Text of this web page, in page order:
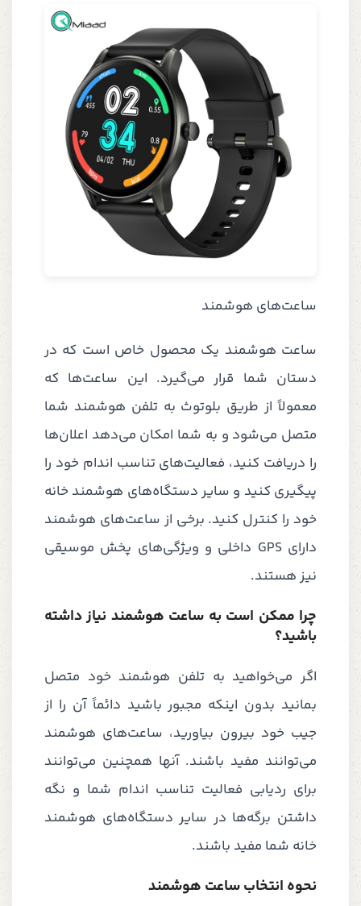
ساعت‌های هوشمند
ساعت هوشمند یک محصول خاص است که در
دستان شما قرار می‌گیرد. این ساعت‌ها که
معمولاً از طریق بلوتوث به تلفن هوشمند شما
متصل می‌شود و به شما امکان می‌دهد اعلان‌ها
را دریافت کنید، فعالیت‌های تناسب اندام خود را
پیگیری کنید و سایر دستگاه‌های هوشمند خانه
خود را کنترل کنید. برخی از ساعت‌های هوشمند
دارای GPS داخلی و ویژگی‌های پخش موسیقی
نیز هستند.
چرا ممکن است به ساعت هوشمند نیاز داشته
باشید؟
اگر می‌خواهید به تلفن هوشمند خود متصل
بمانید بدون اینکه مجبور باشید دائماً آن را از
جیب خود بیرون بیاورید، ساعت‌های هوشمند
می‌توانند مفید باشند. آنها همچنین می‌توانند
برای ردیابی فعالیت تناسب اندام شما و نگه
داشتن برگه‌ها در سایر دستگاه‌های هوشمند
خانه شما مفید باشند.
نحوه انتخاب ساعت هوشمند